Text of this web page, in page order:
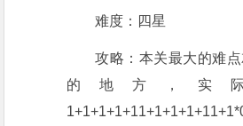
难度：四星
攻略：本关最大的难
的地方，实